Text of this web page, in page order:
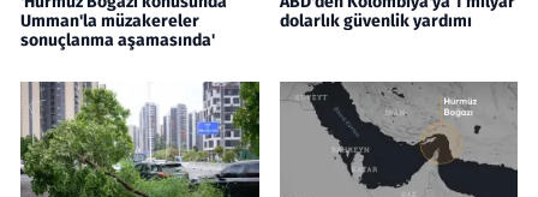
Umman'la müzakereler
sonuçlanma aşamasında'
dolarlık güvenlik yardımı